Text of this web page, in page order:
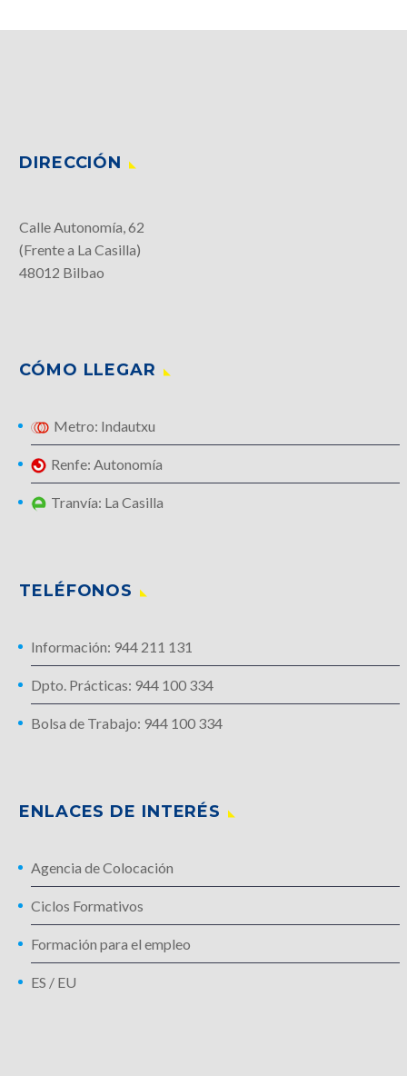
DIRECCIÓN
Calle Autonomía, 62
(Frente a La Casilla)
48012 Bilbao
CÓMO LLEGAR
Metro: Indautxu
Renfe: Autonomía
Tranvía: La Casilla
TELÉFONOS
Información: 944 211 131
Dpto. Prácticas: 944 100 334
Bolsa de Trabajo: 944 100 334
ENLACES DE INTERÉS
Agencia de Colocación
Ciclos Formativos
Formación para el empleo
ES / EU